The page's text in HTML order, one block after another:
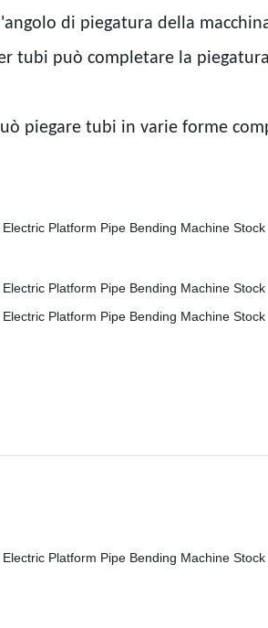
di piegatura della
tubi può completare la
piegare tubi in varie forme